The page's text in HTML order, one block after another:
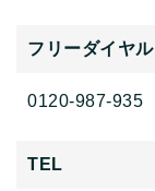
フリーダイヤル
0120-987-935
TEL